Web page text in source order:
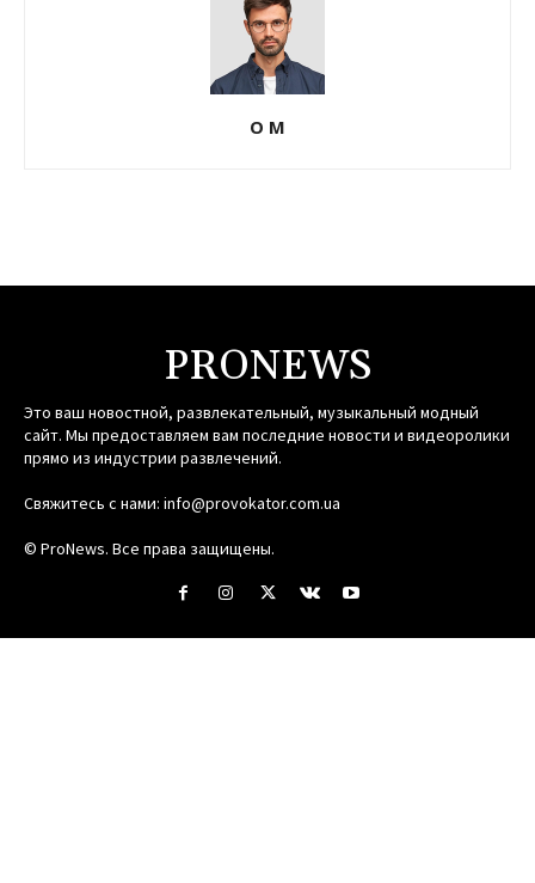
О М
PRONEWS
Это ваш новостной, развлекательный, музыкальный модный
сайт. Мы предоставляем вам последние новости и видеоролики
прямо из индустрии развлечений.
Свяжитесь с нами: info@provokator.com.ua
© ProNews. Все права защищены.